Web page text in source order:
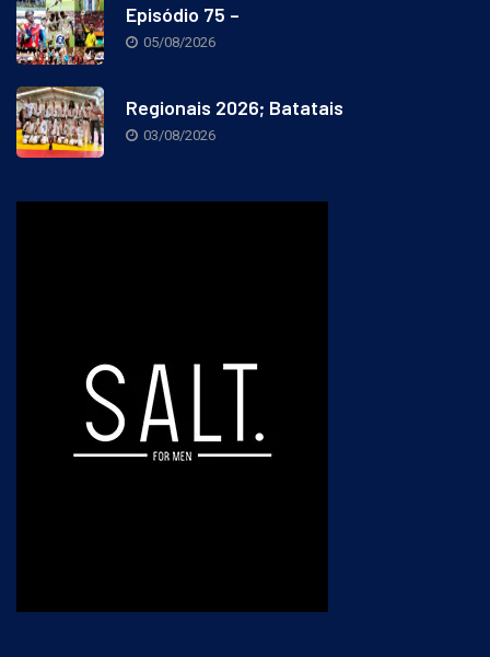
Episódio 75 –
05/08/2026
Regionais 2026; Batatais
03/08/2026